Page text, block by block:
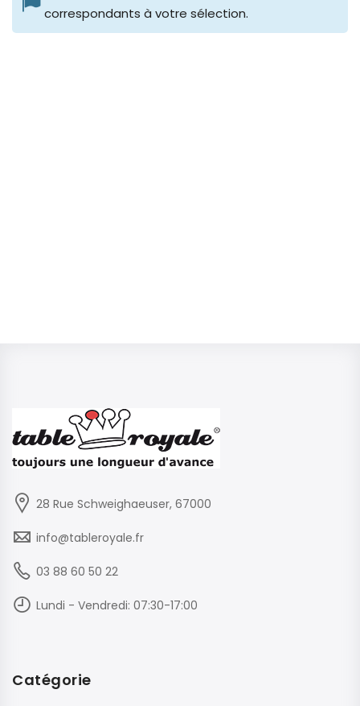
correspondants à votre sélection.
28 Rue Schweighaeuser, 67000
info@tableroyale.fr
03 88 60 50 22
Lundi - Vendredi: 07:30-17:00
Catégorie